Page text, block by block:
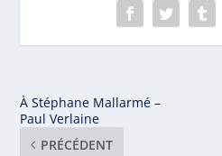
À Stéphane Mallarmé –
Paul Verlaine
PRÉCÉDENT